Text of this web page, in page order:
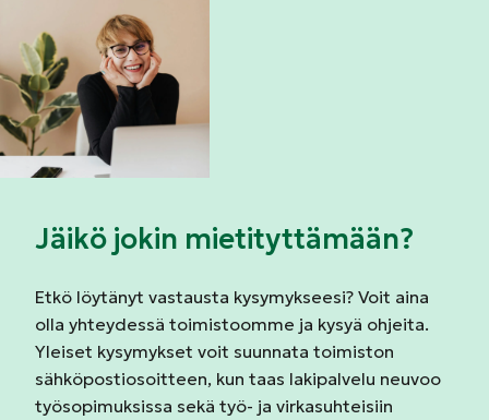
Jäikö jokin mietityttämään?
Etkö löytänyt vastausta kysymykseesi? Voit aina
olla yhteydessä toimistoomme ja kysyä ohjeita.
Yleiset kysymykset voit suunnata toimiston
sähköpostiosoitteen, kun taas lakipalvelu neuvoo
työsopimuksissa sekä työ- ja virkasuhteisiin